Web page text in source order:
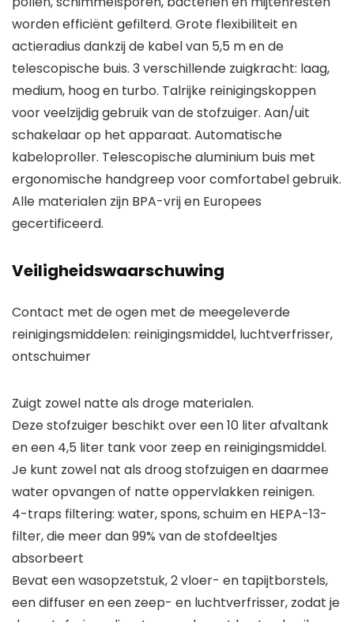
worden efficiënt gefilterd. Grote flexibiliteit en
actieradius dankzij de kabel van 5,5 m en de
telescopische buis. 3 verschillende zuigkracht: laag,
medium, hoog en turbo. Talrijke reinigingskoppen
voor veelzijdig gebruik van de stofzuiger. Aan/uit
schakelaar op het apparaat. Automatische
kabeloproller. Telescopische aluminium buis met
ergonomische handgreep voor comfortabel gebruik.
Alle materialen zijn BPA-vrij en Europees
gecertificeerd.
Veiligheidswaarschuwing
Contact met de ogen met de meegeleverde
reinigingsmiddelen: reinigingsmiddel, luchtverfrisser,
ontschuimer
Zuigt zowel natte als droge materialen.
Deze stofzuiger beschikt over een 10 liter afvaltank
en een 4,5 liter tank voor zeep en reinigingsmiddel.
Je kunt zowel nat als droog stofzuigen en daarmee
water opvangen of natte oppervlakken reinigen.
4-traps filtering: water, spons, schuim en HEPA-13-
filter, die meer dan 99% van de stofdeeltjes
absorbeert
Bevat een wasopzetstuk, 2 vloer- en tapijtborstels,
een diffuser en een zeep- en luchtverfrisser, zodat je